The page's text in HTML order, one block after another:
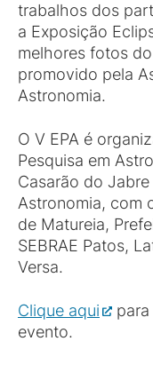
trabalhos dos
a Exposição
melhores fotos
promovido pela
Astronomia.
O V EPA é
Pesquisa em
Casarão do
Astronomia, com
de Matureia,
SEBRAE Patos,
Versa.
Clique aqui
evento.